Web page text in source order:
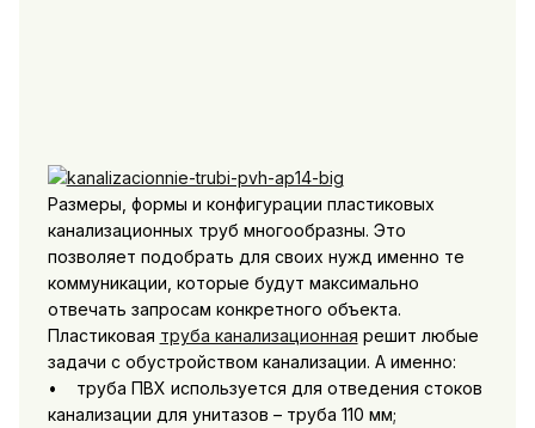
Размеры, формы и конфигурации пластиковых
канализационных труб многообразны. Это
позволяет подобрать для своих нужд именно те
коммуникации, которые будут максимально
отвечать запросам конкретного объекта.
Пластиковая труба канализационная решит любые
задачи с обустройством канализации. А именно:
• труба ПВХ используется для отведения стоков
канализации для унитазов – труба 110 мм;